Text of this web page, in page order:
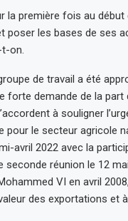
la première fois au
poser les bases de ses
t-on.
de travail a été
forte demande de la
à souligner
pour le secteur agricole
avril 2022 avec la
seconde réunion le 12
VI en avril
des exportations et